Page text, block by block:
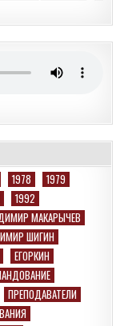
1978
1979
1992
МАКАРЫЧЕВ
ШИГИН
ЕГОРКИН
ПРЕПОДАВАТЕЛИ